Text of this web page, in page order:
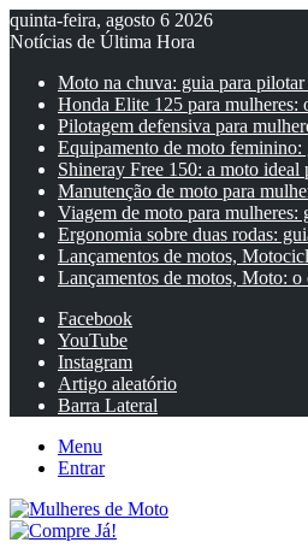
quinta-feira, agosto 6 2026
Notícias de Última Hora
Moto na chuva: guia para pilotar
Honda Elite 125 para mulheres:
Pilotagem defensiva para
Equipamento de moto feminino:
Shineray Free 150: a moto ideal
Manutenção de moto para
Viagem de moto para mulheres:
Ergonomia sobre duas rodas:
Lançamentos de motos,
Lançamentos de motos, Moto: o
Facebook
YouTube
Instagram
Artigo aleatório
Barra Lateral
Menu
Entrar